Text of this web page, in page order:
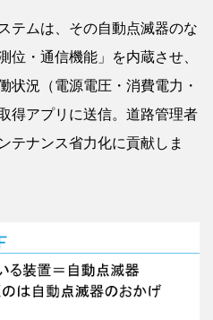
テムは、その自動点滅器のな
位・通信機能」を内蔵させ、
状況（電源電圧・消費電力・
得アプリに送信。道路管理者
テナンス省力化に貢献しま